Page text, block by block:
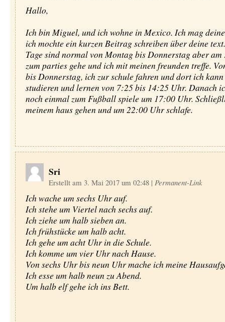
Hallo,
Ich bin Miguel, und ich wohne in Mexico. Ich mag
ich mochte ein kurzen Beitrag schreiben über deine
Tage sind normal von Montag bis Donnerstag aber
zum parties gehe und ich mit meinen freunden treffe.
bis Donnerstag, ich zur schule fahren und dort ich
studieren und lernen von 7:25 bis 14:25 Uhr. Danach
noch einmal zum Fußball spiele um 17:00 Uhr.
meinem haus gehen und um 22:00 Uhr schlafe.
Sri
Erstellt am 3. Mai 2017 um 02:48 | Permanent-Link
Ich wache um sechs Uhr auf.
Ich stehe um Viertel nach sechs auf.
Ich ziehe um halb sieben an.
Ich frühstücke um halb acht.
Ich gehe um acht Uhr in die Schule.
Ich komme um vier Uhr nach Hause.
Von sechs Uhr bis neun Uhr mache ich meine
Ich esse um halb neun zu Abend.
Um halb elf gehe ich ins Bett.